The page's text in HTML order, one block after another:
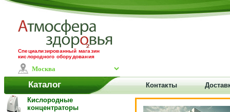
Специализированный магазин
кислородного оборудования
Каталог Контакты
Кислородные
концентраторы